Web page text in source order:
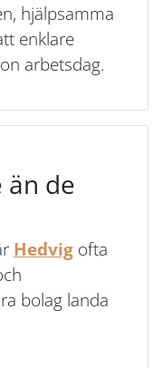
hjälpsamma
enklare
arbetsdag.
än de
Hedvig ofta
bolag landa